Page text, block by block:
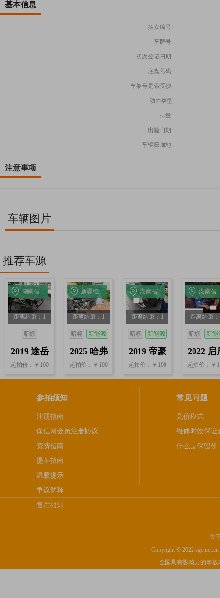
基本信息
拍卖编号:
车牌号:
初次登记日期:
底盘号码:
车架号是否受损:
动力类型
排量:
出险日期:
车辆归属地:
注意事项
车辆图片
推荐车源
湖南省
邵阳
距离结束：1
天2小时28分
暗标
2019 途岳
1.4T自动
起拍价：￥100
新疆维
吾尔自
治区伊
犁
距离结束：1
天1小时28分
暗标 新能源
2025 哈弗
猛龙 1.5T
起拍价：￥100
湖南省
长沙
距离结束：1
天1小时28分
暗标 新能源
2019 帝豪
新能源
起拍价：￥100
湖南省
长沙
距离结束
天1小时28
暗标 新能
2022 启
D60新
起拍价：￥
参拍须知
注册指南
保信网会员注册协议
资费指南
提车指南
温馨提示
争议解释
售后须知
常见问题
竞价模式
维修时效保证
什么是保留价
关
Copyright © 2022
全国具有影响力的事